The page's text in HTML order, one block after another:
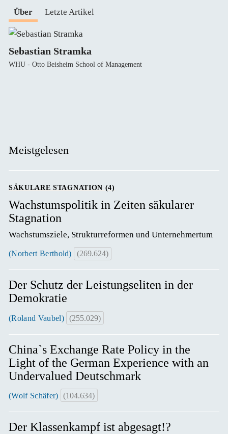
Über Letzte Artikel
Sebastian Stramka
WHU - Otto Beisheim School of Management
Meistgelesen
SÄKULARE STAGNATION (4)
Wachstumspolitik in Zeiten säkularer
Stagnation
Wachstumsziele, Strukturreformen und Unternehmertum
(Norbert Berthold) (269.624)
Der Schutz der Leistungseliten in der
Demokratie
(Roland Vaubel) (255.029)
China`s Exchange Rate Policy in the
Light of the German Experience with an
Undervalued Deutschmark
(Wolf Schäfer) (104.634)
Der Klassenkampf ist abgesagt!?